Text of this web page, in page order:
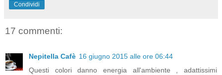
Condividi
17 commenti:
Nepitella Cafè 16 giugno 2015 alle ore 06:44
Questi colori danno energia all'ambiente , adattissimi